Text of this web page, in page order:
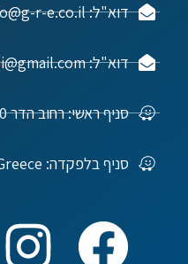
דוא"ל: info@g-r-e.co.il
דוא"ל: idan.sarussi@gmail.com
סניף ראשי: רחוב הדר 40, קיסריה
סניף בלפקדה: Ioannou Mela 6 , Lefkáda, Greece